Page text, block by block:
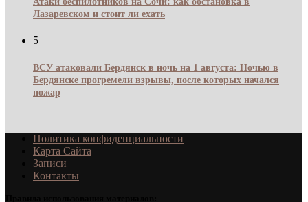
Лазаревском и стоит ли ехать
5
ВСУ атаковали Бердянск в ночь на 1 августа: Ночью в
Бердянске прогремели взрывы, после которых начался
пожар
Политика конфиденциальности
Карта Сайта
Записи
Контакты